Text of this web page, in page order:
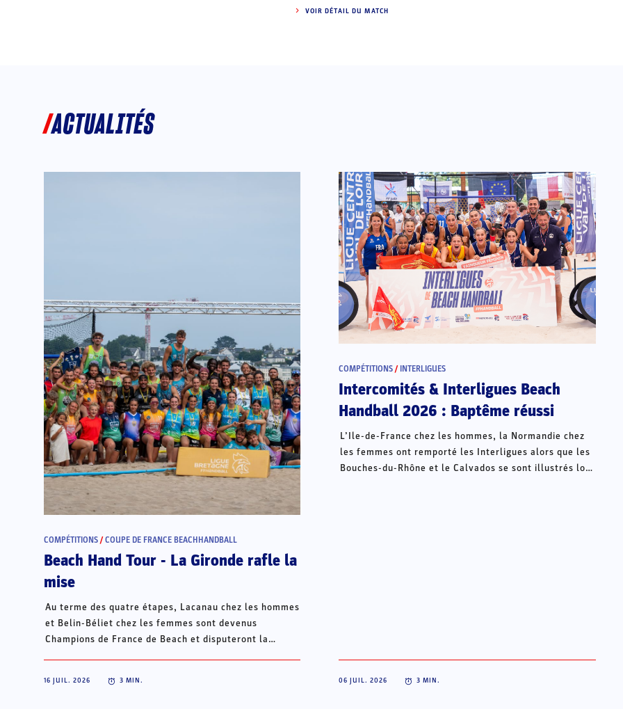
VOIR DÉTAIL DU MATCH
ACTUALITÉS
COMPÉTITIONS /COUPE DE FRANCE BEACHHANDBALL
Beach Hand Tour - La Gironde rafle la
mise
Au terme des quatre étapes, Lacanau chez les hommes
et Belin-Béliet chez les femmes sont devenus
Champions de France de Beach et disputeront la
16 JUIL. 2026 3 MIN.
COMPÉTITIONS / INTERLIGUES
Intercomités & Interligues Beach
Handball 2026 : Baptême réussi
L’Ile-de-France chez les hommes, la Normandie chez
les femmes ont remporté les Interligues alors que les
Bouches-du-Rhône et le Calvados se sont illustrés lors
06 JUIL. 2026 3 MIN.